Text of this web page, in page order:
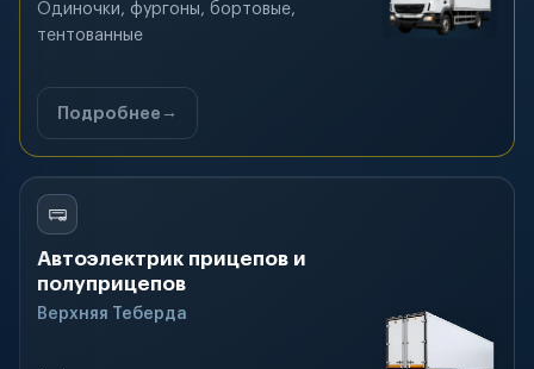
Одиночки, фургоны, бортовые,
тентованные
Подробнее
Автоэлектрик прицепов и
полуприцепов
Верхняя Теберда